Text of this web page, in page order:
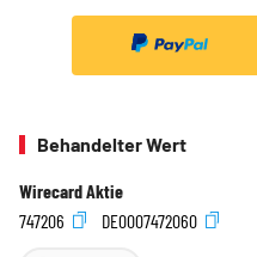
Behandelter Wert
Wirecard Aktie
747206
DE0007472060